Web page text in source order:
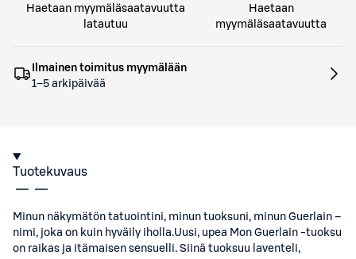
Haetaan myymäläsaatavuutta
latautuu
Haetaan
myymäläsaatavuutta
Ilmainen toimitus myymälään
1–5 arkipäivää
Tuotekuvaus
Minun näkymätön tatuointini, minun tuoksuni, minun Guerlain –
nimi, joka on kuin hyväily iholla.Uusi, upea Mon Guerlain -tuoksu
on raikas ja itämaisen sensuelli. Siinä tuoksuu laventeli,